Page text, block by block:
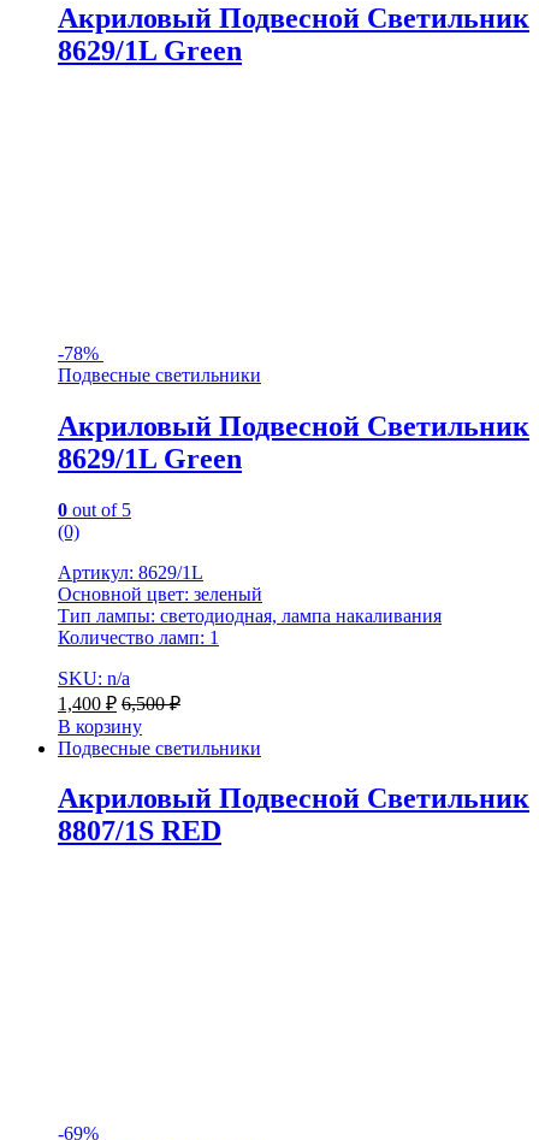
Акриловый Подвесной Светильник
8629/1L Green
-78%
Подвесные светильники
Акриловый Подвесной Светильник
8629/1L Green
0 out of 5
(0)
Артикул: 8629/1L
Основной цвет: зеленый
Тип лампы: светодиодная, лампа накаливания
Количество ламп: 1
SKU: n/a
1,400 ₽ 6,500₽
В корзину
Подвесные светильники
Акриловый Подвесной Светильник
8807/1S RED
-69%